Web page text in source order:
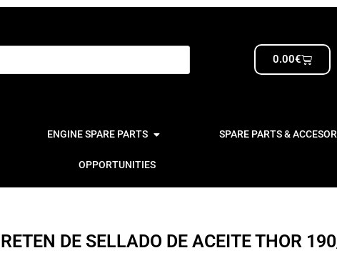
0.00€
ENGINE SPARE PARTS SPARE PARTS &
OPPORTUNITIES
RETEN DE SELLADO DE ACEITE THOR